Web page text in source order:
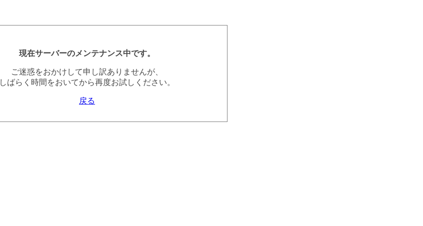
現在サーバーのメンテナンス中です。
ご迷惑をおかけして申し訳ありませんが、
しばらく時間をおいてから再度お試しください。
戻る